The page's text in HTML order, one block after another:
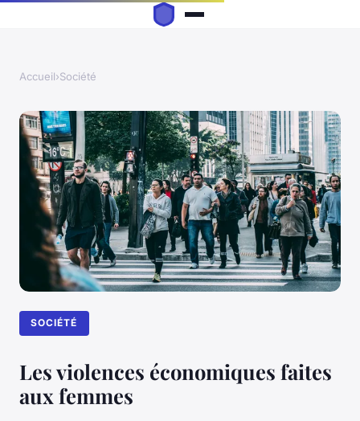
Accueil›Société
SOCIÉTÉ
Les violences économiques faites
aux femmes